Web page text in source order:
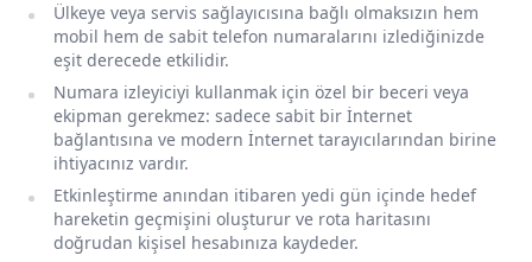
Ülkeye veya servis sağlayıcısına bağlı olmaksızın hem
mobil hem de sabit telefon numaralarını izlediğinizde
eşit derecede etkilidir.
Numara izleyiciyi kullanmak için özel bir beceri veya
ekipman gerekmez: sadece sabit bir İnternet
bağlantısına ve modern İnternet tarayıcılarından birine
ihtiyacınız vardır.
Etkinleştirme anından itibaren yedi gün içinde hedef
hareketin geçmişini oluşturur ve rota haritasını
doğrudan kişisel hesabınıza kaydeder.